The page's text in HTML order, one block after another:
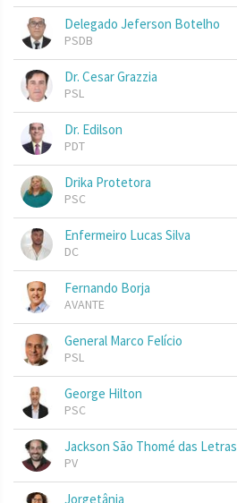
Delegado Jeferson Botelho
PSDB
Dr. Cesar Grazzia
PSL
Dr. Edilson
PDT
Drika Protetora
PSC
Enfermeiro Lucas Silva
DC
Fernando Borja
AVANTE
General Marco Felício
PSL
George Hilton
PSC
Jackson São Thomé das Letras
PV
Jorgetânia